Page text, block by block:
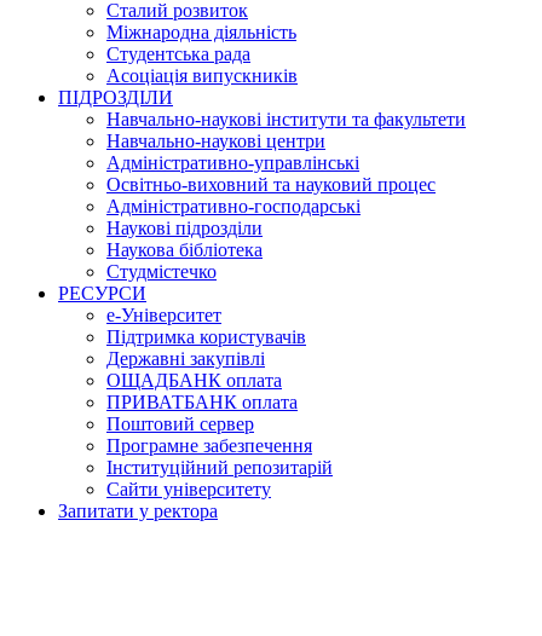
Сталий розвиток
Міжнародна діяльність
Студентська рада
Асоціація випускників
ПІДРОЗДІЛИ
Навчально-наукові інститути та факультети
Навчально-наукові центри
Адміністративно-управлінські
Освітньо-виховний та науковий процес
Адміністративно-господарські
Наукові підрозділи
Наукова бібліотека
Студмістечко
РЕСУРСИ
е-Університет
Підтримка користувачів
Державні закупівлі
ОЩАДБАНК оплата
ПРИВАТБАНК оплата
Поштовий сервер
Програмне забезпечення
Інституційний репозитарій
Сайти університету
Запитати у ректора